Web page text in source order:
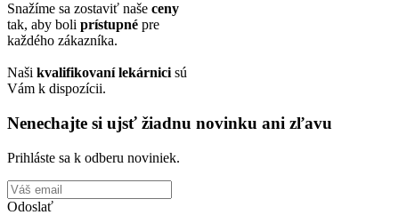
Snažíme sa zostaviť naše ceny
tak, aby boli prístupné pre
každého zákazníka.
Naši kvalifikovaní lekárnici sú
Vám k dispozícii.
Nenechajte si ujsť žiadnu novinku ani zľavu
Prihláste sa k odberu noviniek.
Odoslať